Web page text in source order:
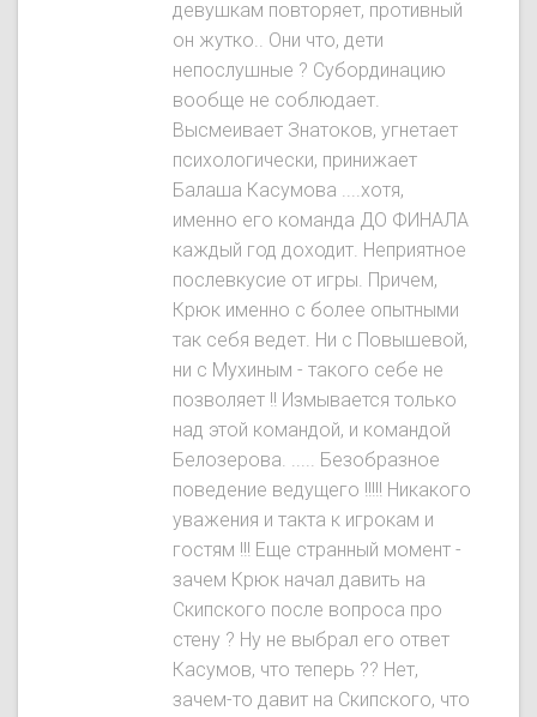
девушкам повторяет, противный
он жутко.. Они что, дети
непослушные ? Субординацию
вообще не соблюдает.
Высмеивает Знатокoв, угнетает
психологически, принижает
Балаша Касумова ....хотя,
именно его команда ДО ФИНАЛА
каждый год доходит. Неприятное
послевкусие от игры. Причем,
Крюк именно с более опытными
так себя ведет. Ни с Повышевой,
ни с Мухиным - такого себе не
позволяет !! Измывается только
над этой командой, и командой
Белозерова. ..... Безобразное
поведение ведущего !!!!! Никакого
уважения и такта к игрокам и
гостям !!! Еще странный момент -
зачем Крюк начал давить на
Скипского после вопроса про
стену ? Ну не выбрал его ответ
Касумов, что теперь ?? Нет,
зачем-то давит на Скипского, что